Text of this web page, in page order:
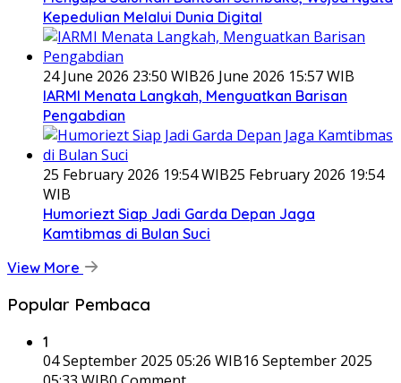
Kepedulian Melalui Dunia Digital
24 June 2026 23:50 WIB26 June 2026 15:57 WIB
IARMI Menata Langkah, Menguatkan Barisan
Pengabdian
25 February 2026 19:54 WIB25 February 2026 19:54
WIB
Humoriezt Siap Jadi Garda Depan Jaga
Kamtibmas di Bulan Suci
View More
Popular Pembaca
1
04 September 2025 05:26 WIB16 September 2025